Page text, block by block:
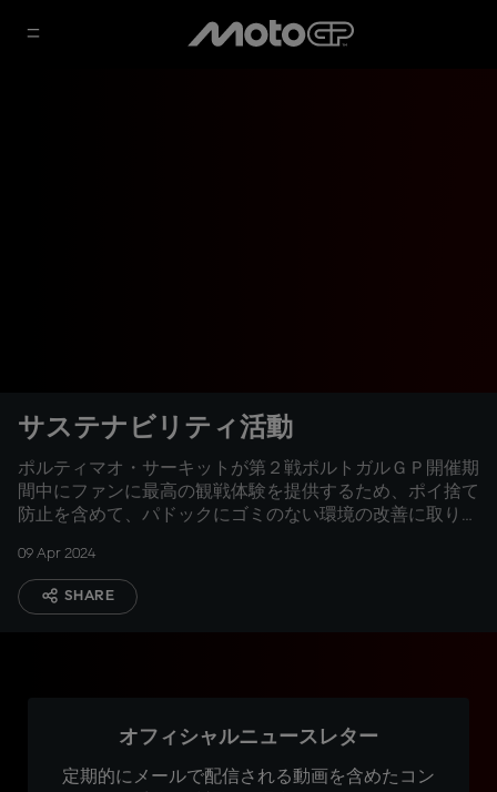
サステナビリティ活動
ポルティマオ・サーキットが第２戦ポルトガルＧＰ開催期
間中にファンに最高の観戦体験を提供するため、ポイ捨て
防止を含めて、パドックにゴミのない環境の改善に取り組
09 Apr 2024
SHARE
オフィシャルニュースレター
定期的にメールで配信される動画を含めたコン